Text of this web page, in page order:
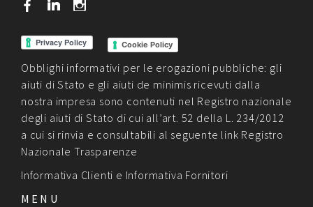
b j x
Cookie Policy
Obblighi informativi per le erogazioni pubbliche: gli
aiuti di Stato e gli aiuti de minimis ricevuti dalla
nostra impresa sono contenuti nel Registro nazionale
degli aiuti di Stato di cui all’art. 52 della L. 234/2012
a cui si rinvia e consultabili al seguente link Registro
Nazionale Trasparenze
Informativa Clienti e Informativa Fornitori
MENU